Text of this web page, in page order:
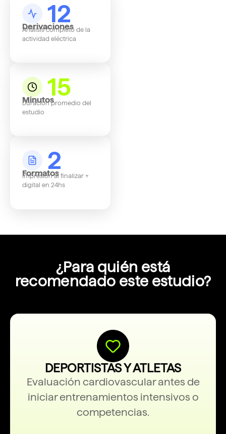
12
Derivaciones
Análisis completo de la
actividad eléctrica
15
Minutos
Duración promedio del
estudio
2
Formatos
Impresión al finalizar +
digital en 24hs
¿Para quién está
recomendado este estudio?
DEPORTISTAS Y ATLETAS
Evaluación cardiovascular antes de
iniciar entrenamientos intensivos o
competencias.